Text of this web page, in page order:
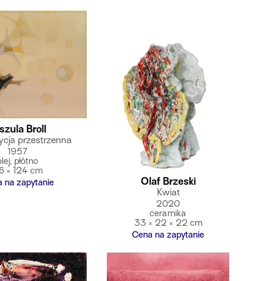
Broll
przestrzenna
1957
płótno
× 124 cm
na zapytanie
Olaf Brzeski
Kwiat
2020
ceramika
33 × 22 × 22 cm
Cena na zapytanie